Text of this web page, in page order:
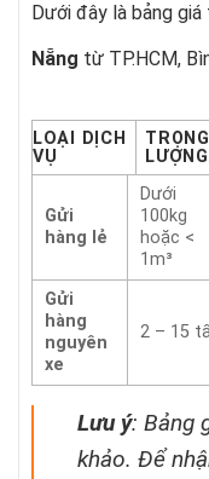
Dưới đây là bảng
Nẵng từ TP.HCM,
LOẠI DỊCH
VỤ
TRỌNG
Gửi
hàng lẻ
Dưới
100kg
hoặc <
1m³
Gửi
hàng
nguyên
xe
2 – 15
Lưu ý: Bảng
khảo. Để